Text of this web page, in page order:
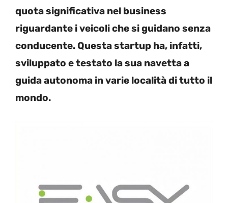
quota significativa nel business
riguardante i veicoli che si guidano senza
conducente. Questa startup ha, infatti,
sviluppato e testato la sua navetta a
guida autonoma in varie località di tutto il
mondo.